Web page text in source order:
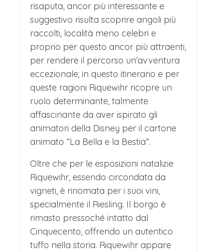
cuore più autentico batte nella piazza
dei Artisans, dove gli artigiani
modellano il vetro e il legno davanti al
pubblico.
Il vero magia è l'ambientazione: le
facciate colorate del quartiere della
Petite Venise, i ponticelli illuminati e le
decorazioni che si specchiano nelle
acque tranquille dei canali creano una
scenografia unica. Colmar non ospita
semplicemente un mercatino; diventa
essa stessa un presepe vivente,
un'immersione totale in una favola di
Natale che profuma di spezie, dolci
tradizionali e pura meraviglia.
risaputa, ancor più interessante e
suggestivo risulta scoprire angoli più
raccolti, località meno celebri e
proprio per questo ancor più attraenti,
per rendere il percorso un’avventura
eccezionale; in questo itinerario e per
queste ragioni Riquewihr ricopre un
ruolo determinante, talmente
affascinante da aver ispirato gli
animatori della Disney per il cartone
animato “La Bella e la Bestia”.
Oltre che per le esposizioni natalizie
Riquewihr, essendo circondata da
vigneti, è rinomata per i suoi vini,
specialmente il Riesling. Il borgo è
rimasto pressoché intatto dal
Cinquecento, offrendo un autentico
tuffo nella storia. Riquewihr appare